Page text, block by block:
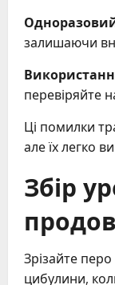
залишаючи
перевіряйте
Ці помилки
але їх легко
Збір
Зрізайте
цибулини,